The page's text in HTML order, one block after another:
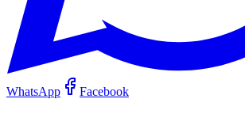
WhatsApp Facebook